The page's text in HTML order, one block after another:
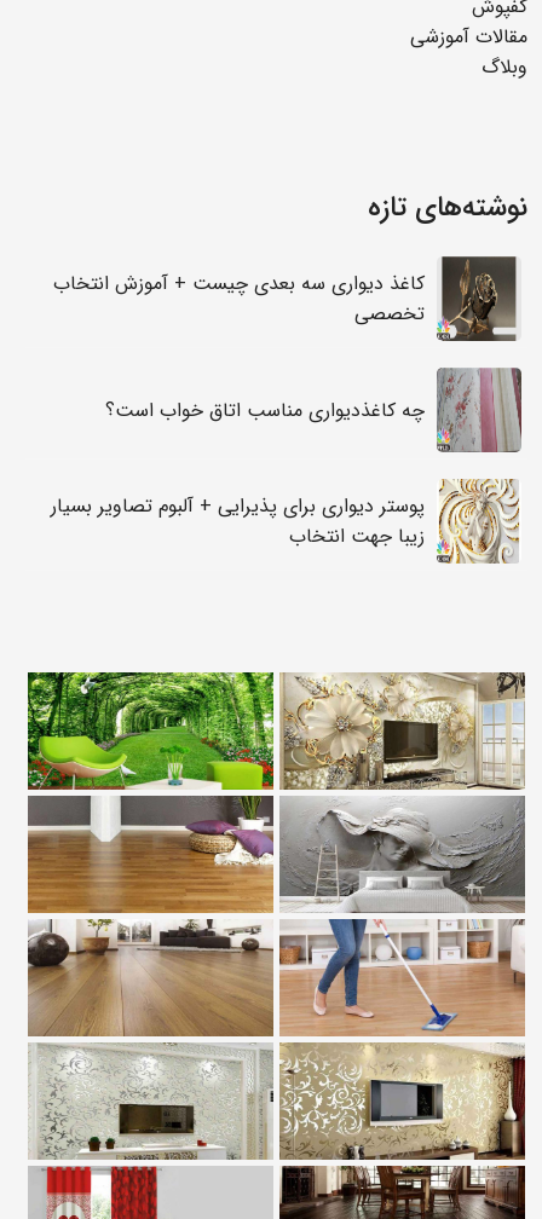
کفپوش
مقالات آموزشی
وبلاگ
نوشته‌های تازه
کاغذ دیواری سه بعدی چیست + آموزش انتخاب
تخصصی
چه کاغذدیواری مناسب اتاق خواب است؟
پوستر دیواری برای پذیرایی + آلبوم تصاویر بسیار
زیبا جهت انتخاب